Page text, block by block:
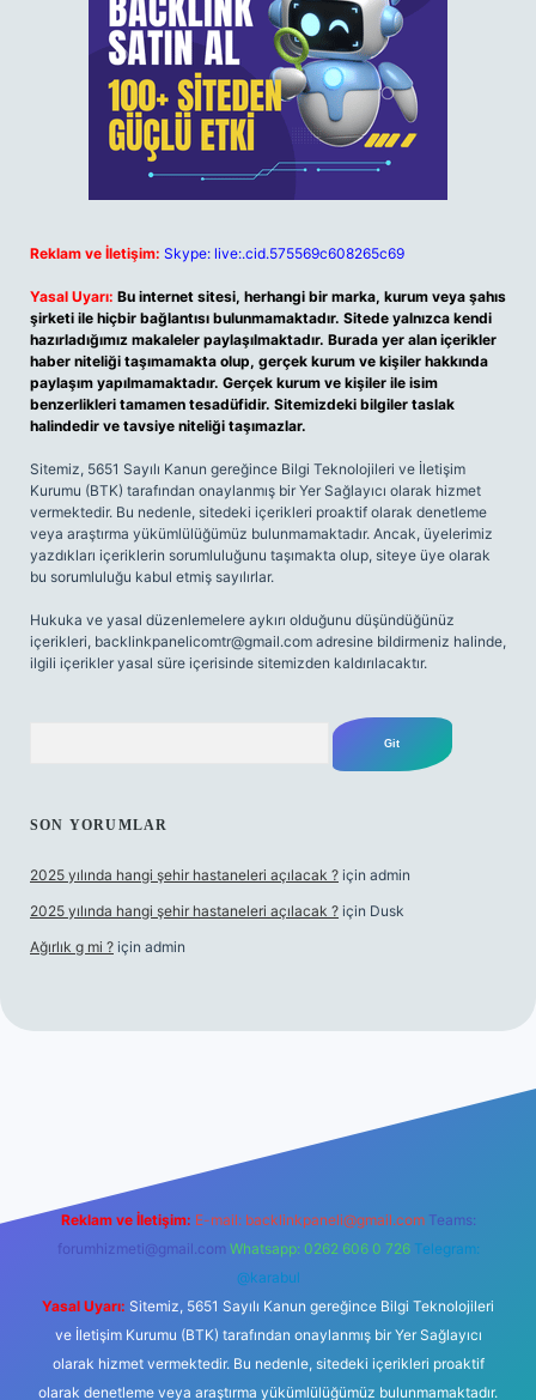
Reklam ve İletişim: Skype: live:.cid.575569c608265c69
Yasal Uyarı: Bu internet sitesi, herhangi bir marka, kurum veya şahıs
şirketi ile hiçbir bağlantısı bulunmamaktadır. Sitede yalnızca kendi
hazırladığımız makaleler paylaşılmaktadır. Burada yer alan içerikler
haber niteliği taşımamakta olup, gerçek kurum ve kişiler hakkında
paylaşım yapılmamaktadır. Gerçek kurum ve kişiler ile isim
benzerlikleri tamamen tesadüfidir. Sitemizdeki bilgiler taslak
halindedir ve tavsiye niteliği taşımazlar.
Sitemiz, 5651 Sayılı Kanun gereğince Bilgi Teknolojileri ve İletişim
Kurumu (BTK) tarafından onaylanmış bir Yer Sağlayıcı olarak hizmet
vermektedir. Bu nedenle, sitedeki içerikleri proaktif olarak denetleme
veya araştırma yükümlülüğümüz bulunmamaktadır. Ancak, üyelerimiz
yazdıkları içeriklerin sorumluluğunu taşımakta olup, siteye üye olarak
bu sorumluluğu kabul etmiş sayılırlar.
Hukuka ve yasal düzenlemelere aykırı olduğunu düşündüğünüz
içerikleri, backlinkpanelicomtr@gmail.com adresine bildirmeniz halinde,
ilgili içerikler yasal süre içerisinde sitemizden kaldırılacaktır.
SON YORUMLAR
2025 yılında hangi şehir hastaneleri açılacak ? için admin
2025 yılında hangi şehir hastaneleri açılacak ? için Dusk
Ağırlık g mi ? için admin
Reklam ve İletişim: E-mail: backlinkpaneli@gmail.com Teams:
forumhizmeti@gmail.com Whatsapp: 0262 606 0 726 Telegram:
@karabul
Yasal Uyarı: Sitemiz, 5651 Sayılı Kanun gereğince Bilgi Teknolojileri
ve İletişim Kurumu (BTK) tarafından onaylanmış bir Yer Sağlayıcı
olarak hizmet vermektedir. Bu nedenle, sitedeki içerikleri proaktif
olarak denetleme veya araştırma yükümlülüğümüz bulunmamaktadır.